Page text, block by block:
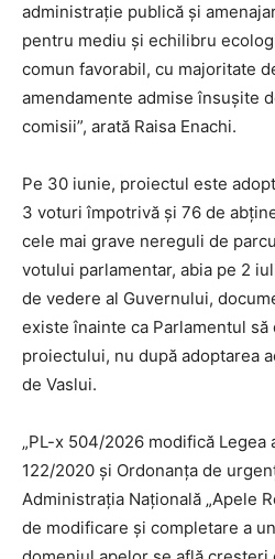
administrație publică și
pentru mediu și echilibru
comun favorabil, cu majoritate
amendamente admise însușite
comisii”, arată Raisa Enachi.
Pe 30 iunie, proiectul este
3 voturi împotrivă și 76 de
cele mai grave nereguli de
votului parlamentar, abia pe 2
de vedere al Guvernului,
existe înainte ca Parlamentul să
proiectului, nu după adoptarea
de Vaslui.
„PL-x 504/2026 modifică Legea
122/2020 și Ordonanța de
Administrația Națională „Apele
de modificare și completare a